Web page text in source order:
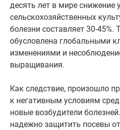
десять лет в мире снижение
сельскохозяйственных
болезни составляет 30-45%.
обусловлена глобальными
изменениями и
выращивания.
Как следствие, произошло
к негативным условиям
новые возбудители
надежно защитить посевы